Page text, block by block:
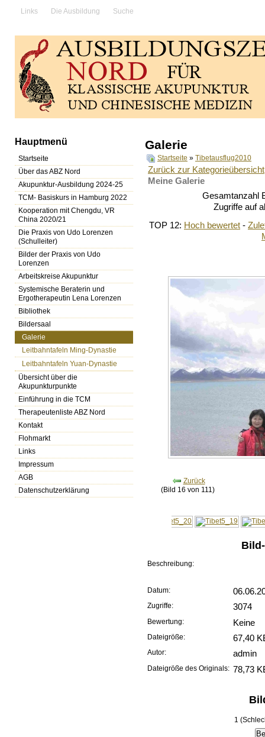
Links Die Ausbildung Suche
Hauptmenü
Startseite
Über das ABZ Nord
Akupunktur-Ausbildung 2024-25
TCM- Basiskurs in Hamburg 2022
Kooperation mit Chengdu, VR
China 2020/21
Die Praxis von Udo Lorenzen
(Schulleiter)
Bilder der Praxis von Udo
Lorenzen
Arbeitskreise Akupunktur
Systemische Beraterin und
Ergotherapeutin Lena Lorenzen
Bibliothek
Bildersaal
Galerie
Leitbahntafeln Ming-Dynastie
Leitbahntafeln Yuan-Dynastie
Übersicht über die
Akupunkturpunkte
Einführung in die TCM
Therapeutenliste ABZ Nord
Kontakt
Flohmarkt
Links
Impressum
AGB
Datenschutzerklärung
Galerie
Startseite » Tibetausflug2010
Zurück zur Kategorieübersicht
Meine Galerie
Gesamtanzahl
Zugriffe auf
TOP 12: Hoch bewertet -
Zurück
(Bild 16 von 111)
Beschreibung:
Datum:
Zugriffe: 3074
Bewertung: Keine
Dateigröße: 67,40
Autor: admin
Dateigröße des Originals: 78,73
1